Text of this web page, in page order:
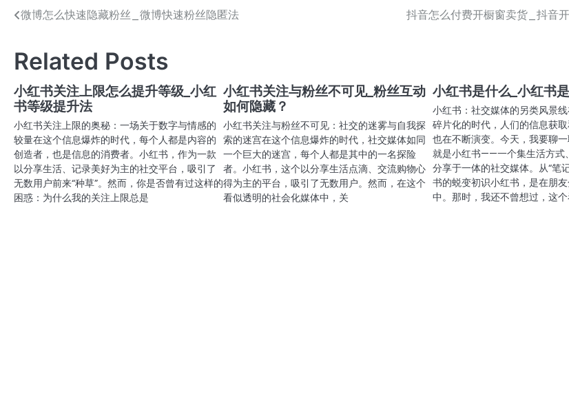
文
导
航
微博怎么快速隐藏粉丝_微博快速粉丝隐匿法 抖音怎么付费开橱窗卖货_抖音
Related Posts
小红书关注上限怎么提升等级_小红
书等级提升法
小红书关注上限的奥秘：一场关于数字与情感的
较量在这个信息爆炸的时代，每个人都是内容的
创造者，也是信息的消费者。小红书，作为一款
以分享生活、记录美好为主的社交平台，吸引了
无数用户前来“种草”。然而，你是否曾有过这样的
困惑：为什么我的关注上限总是
小红书关注与粉丝不可见_粉丝互动
如何隐藏？
小红书关注与粉丝不可见：社交的迷雾与自我探
索的迷宫在这个信息爆炸的时代，社交媒体如同
一个巨大的迷宫，每个人都是其中的一名探险
者。小红书，这个以分享生活点滴、交流购物心
得为主的平台，吸引了无数用户。然而，在这个
看似透明的社会化媒体中，关
小红书是什么_小红书
小红书：社交媒体的另类风景线
碎片化的时代，人们的信息获
也在不断演变。今天，我要聊一
就是小红书——一个集生活方式
分享于一体的社交媒体。从“笔
书的蜕变初识小红书，是在朋
中。那时，我还不曾想过，这